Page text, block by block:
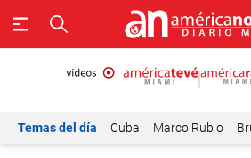
Temas del día Cuba Marco Rubio